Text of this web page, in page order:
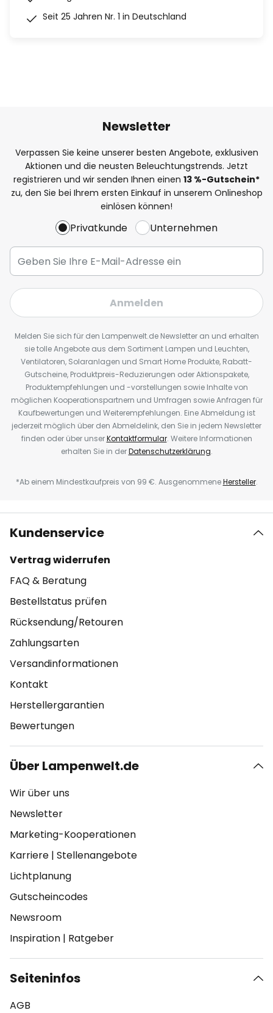
Seit 25 Jahren Nr. 1 in Deutschland
Newsletter
Verpassen Sie keine unserer besten Angebote, exklusiven
Aktionen und die neusten Beleuchtungstrends. Jetzt
registrieren und wir senden Ihnen einen 13 %-Gutschein*
zu, den Sie bei Ihrem ersten Einkauf in unserem Onlineshop
einlösen können!
Privatkunde Unternehmen
Anmelden
Melden Sie sich für den Lampenwelt.de Newsletter an und erhalten
sie tolle Angebote aus dem Sortiment Lampen und Leuchten,
Ventilatoren, Solaranlagen und Smart Home Produkte, Rabatt-
Gutscheine, Produktpreis-Reduzierungen oder Aktionspakete,
Produktempfehlungen und -vorstellungen sowie Inhalte von
möglichen Kooperationspartnern und Umfragen sowie Anfragen für
Kaufbewertungen und Weiterempfehlungen. Eine Abmeldung ist
jederzeit möglich über den Abmeldelink, den Sie in jedem Newsletter
finden oder über unserKontaktformular. Weitere Informationen
erhalten Sie in derDatenschutzerklärung.
*Ab einem Mindestkaufpreis von 99 €. AusgenommeneHersteller.
Kundenservice
Vertrag widerrufen
FAQ & Beratung
Bestellstatus prüfen
Rücksendung/Retouren
Zahlungsarten
Versandinformationen
Kontakt
Herstellergarantien
Bewertungen
Über Lampenwelt.de
Wir über uns
Newsletter
Marketing-Kooperationen
Karriere | Stellenangebote
Lichtplanung
Gutscheincodes
Newsroom
Inspiration | Ratgeber
Seiteninfos
AGB